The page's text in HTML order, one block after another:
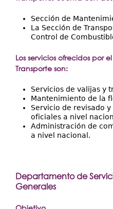
Sección de
La Sección de
Control de
Los servicios ofrecidos por
Transporte son:
Servicios de valijas y
Mantenimiento de la
Servicio de revisado
oficiales a nivel
Administración de
a nivel nacional.
Departamento de
Generales